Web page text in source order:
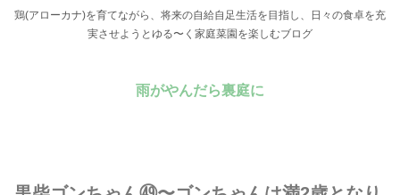
鶏(アローカナ)を育てながら、将来の自給自足生活を目指し、日々の食卓を充
実させようとゆる〜く家庭菜園を楽しむブログ
雨がやんだら裏庭に